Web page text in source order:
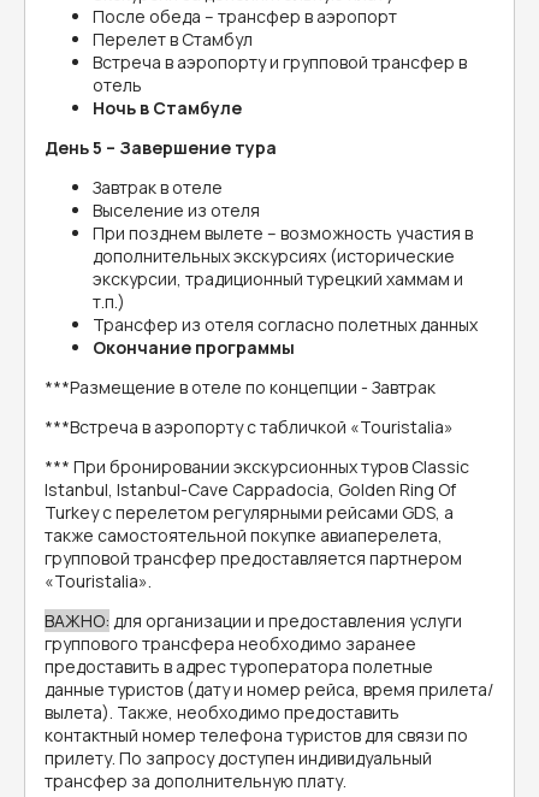
После обеда – трансфер в аэропорт
Перелет в Стамбул
Встреча в аэропорту и групповой трансфер в
отель
Ночь в Стамбуле
День 5 – Завершение тура
Завтрак в отеле
Выселение из отеля
При позднем вылете – возможность участия в
дополнительных экскурсиях (исторические
экскурсии, традиционный турецкий хаммам и
т.п.)
Трансфер из отеля согласно полетных данных
Окончание программы
***Размещение в отеле по концепции - Завтрак
***Встреча в аэропорту с табличкой «Touristalia»
*** При бронировании экскурсионных туров Classic
Istanbul, Istanbul-Cave Cappadocia, Golden Ring Of
Turkey с перелетом регулярными рейсами GDS, а
также самостоятельной покупке авиаперелета,
групповой трансфер предоставляется партнером
«Touristalia».
ВАЖНО: для организации и предоставления услуги
группового трансфера необходимо заранее
предоставить в адрес туроператора полетные
данные туристов (дату и номер рейса, время прилета/
вылета). Также, необходимо предоставить
контактный номер телефона туристов для связи по
прилету. По запросу доступен индивидуальный
трансфер за дополнительную плату.